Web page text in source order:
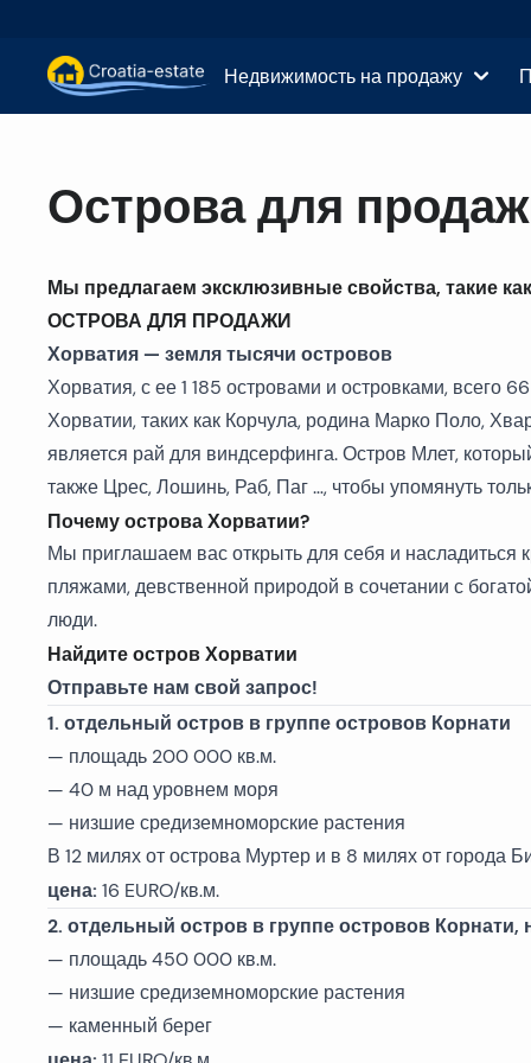
Недвижимость на продажу
Далматинское побережье Недвижимость на
Истрия и Кварнер Недвижимость на продажу
Континентальная Хорватия Недвижимость на
Острова на продажу в Хорватии
Виллы и замки на продажу
Вся недвижимость
Квартиры
Отели на
Острова для
Мы предлагаем эксклюзивные свойства, такие
ОСТРОВА ДЛЯ ПРОДАЖИ
Хорватия — земля тысячи островов
Хорватия, с ее 1 185 островами и островками, всего
Хорватии, таких как Корчула, родина Марко Поло,
является рай для виндсерфинга. Остров Млет,
также Црес, Лошинь, Раб, Паг …, чтобы упомянуть
Почему острова Хорватии?
Мы приглашаем вас открыть для себя и насладиться
пляжами, девственной природой в сочетании с
люди.
Найдите остров Хорватии
Отправьте нам свой запрос!
1. отдельный остров в группе островов Корнати
— площадь 200 000 кв.м.
— 40 м над уровнем моря
— низшие средиземноморские растения
В 12 милях от острова Муртер и в 8 милях от города
цена: 16 EURO/кв.м.
2. отдельный остров в группе островов Корнати,
— площадь 450 000 кв.м.
— низшие средиземноморские растения
— каменный берег